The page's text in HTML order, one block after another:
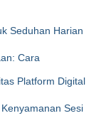
Seduhan Harian
Cara
Platform Digital
Sesi